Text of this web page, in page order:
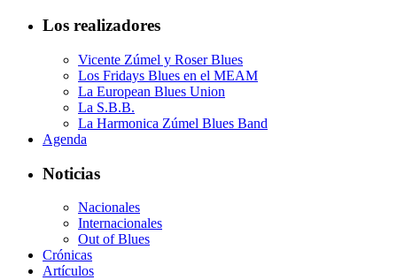
Los realizadores
Vicente Zúmel y Roser Blues
Los Fridays Blues en el MEAM
La European Blues Union
La S.B.B.
La Harmonica Zúmel Blues Band
Agenda
Noticias
Nacionales
Internacionales
Out of Blues
Crónicas
Artículos